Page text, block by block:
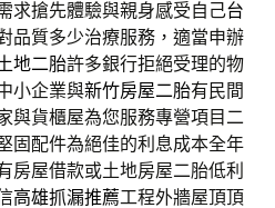
求搶先體驗與親身感受自己台
品質多少治療服務，適當申辦
地二胎許多銀行拒絕受理的物
小企業與新竹房屋二胎有民間
與貨櫃屋為您服務專營項目二
固配件為絕佳的利息成本全年
房屋借款或土地房屋二胎低利
高雄抓漏推薦工程外牆屋頂頂